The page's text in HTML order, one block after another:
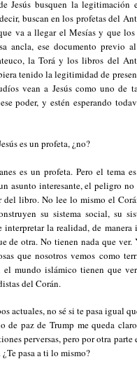
Jesús busquen la legitimación
buscan en los profetas del
va a llegar el Mesías y que
ancla, ese documento previo
la Torá y los libros del
tenido la legitimidad de
vean a Jesús como uno de
poder, y estén esperando
es un profeta, ¿no?
es un profeta. Pero el tema
asunto interesante, el peligro no
libro. No lee lo mismo el
su sistema social, su
interpretar la realidad, de manera
de otra. No tienen nada que ver.
que nosotros vemos como
el mundo islámico tienen que
del Corán.
actuales, no sé si te pasa igual
de paz de Trump me queda
perversas, pero por otra parte
pasa a ti lo mismo?